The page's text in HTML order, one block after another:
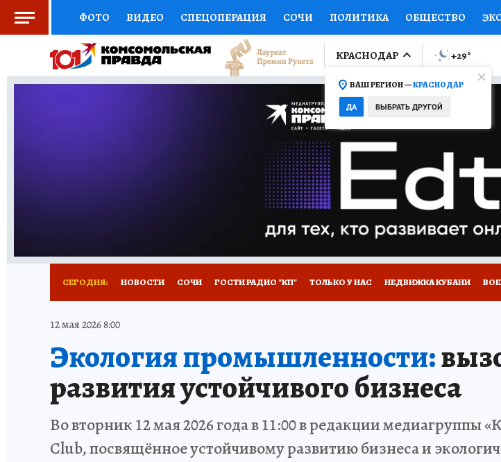
ФОТО ВИДЕО СПЕЦОПЕРАЦИЯ СОЧИ ПОЛИТИКА ОБЩЕСТВО
СОЦПОДДЕРЖКА НАУКА СПОРТ КОЛУМНИСТЫ ПРОИСШЕСТВИЯ
ВЫБОР ЭКСПЕРТОВ ДОКТОР ФИНАНСЫ ОТКРЫВАЕМ МИР Я ЗНАЮ
ПРОГНОЗЫ НА СПОРТ ПРОМОКОДЫ СЕРИАЛЫ
ТЕЛЕВИЗОР КОЛЛЕКЦИИ КОНКУРСЫ
НОВОЕ НА САЙТЕ
КРАСНОДАР
ВАШ РЕГИОН —КРАСНОДАР
ДА ВЫБРАТЬ ДРУГОЙ
+29°
СЕГОДНЯ: НОВОСТИ СОЧИ ГОСТИ РАДИО "КП" ТОЛЬКО У НАС НЕДВИЖКА КУБАНИ
12 мая 2026 8:00
Экология промышленности:
развития устойчивого бизнеса
Во вторник 12 мая 2026 года в 11:00 в редакции медиагруппы
Club, посвящённое устойчивому развитию бизнеса и